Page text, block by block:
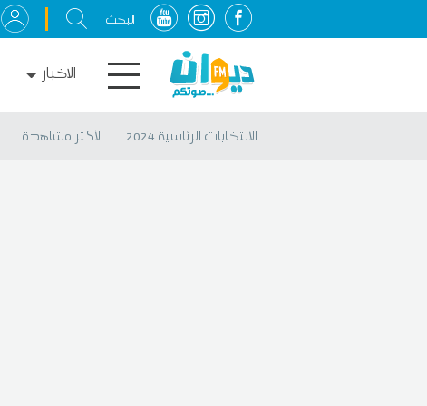
الاخبار
الانتخابات الرئاسية 2024 الأكثر مشاهدة